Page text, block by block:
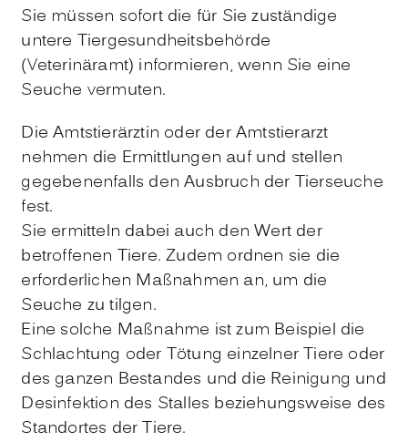
Sie müssen sofort die für Sie zuständige
untere Tiergesundheitsbehörde
(Veterinäramt) informieren, wenn Sie eine
Seuche vermuten.
Die Amtstierärztin oder der Amtstierarzt
nehmen die Ermittlungen auf und stellen
gegebenenfalls den Ausbruch der Tierseuche
fest.
Sie ermitteln dabei auch den Wert der
betroffenen Tiere. Zudem ordnen sie die
erforderlichen Maßnahmen an, um die
Seuche zu tilgen.
Eine solche Maßnahme ist zum Beispiel die
Schlachtung oder Tötung einzelner Tiere oder
des ganzen Bestandes und die Reinigung und
Desinfektion des Stalles beziehungsweise des
Standortes der Tiere.